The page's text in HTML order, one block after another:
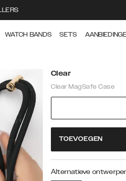
WATCH BANDS SETS
Clear
Clear MagSafe Case
TOEVOEGEN
Alternatieve